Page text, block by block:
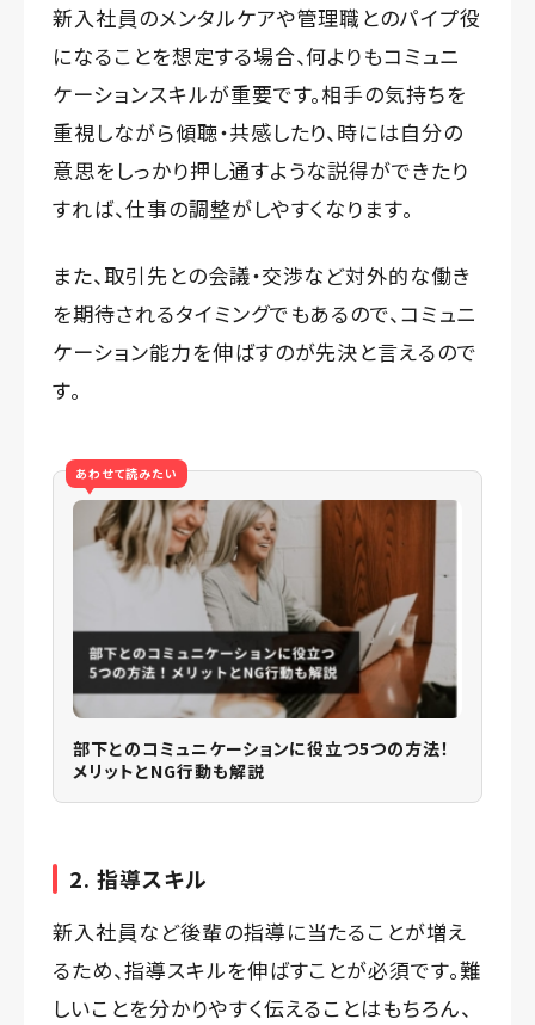
新入社員のメンタルケアや管理職とのパイプ役
になることを想定する場合、何よりもコミュニ
ケーションスキルが重要です。相手の気持ちを
重視しながら傾聴・共感したり、時には自分の
意思をしっかり押し通すような説得ができたり
すれば、仕事の調整がしやすくなります。
また、取引先との会議・交渉など対外的な働き
を期待されるタイミングでもあるので、コミュニ
ケーション能力を伸ばすのが先決と言えるので
す。
あわせて読みたい
部下とのコミュニケーションに役立つ5つの方法！
メリットとNG行動も解説
2. 指導スキル
新入社員など後輩の指導に当たることが増え
るため、指導スキルを伸ばすことが必須です。難
しいことを分かりやすく伝えることはもちろん、